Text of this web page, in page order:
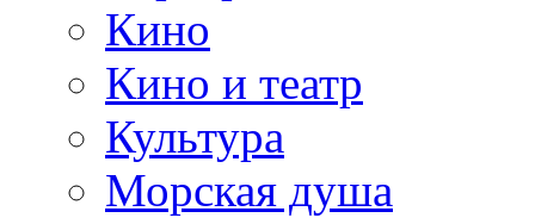
Кино
Кино и театр
Культура
Морская душа